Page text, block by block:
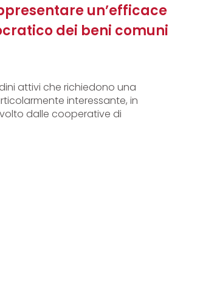
un’efficace
dei beni comuni
attivi che richiedono una
interessante, in
dalle cooperative di